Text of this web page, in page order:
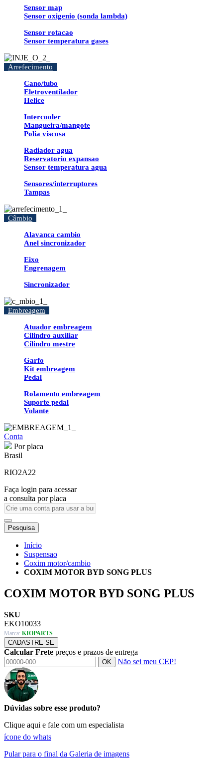
Sensor map
Sensor oxigenio (sonda lambda)
Sensor rotacao
Sensor temperatura gases
Arrefecimento
Cano/tubo
Eletroventilador
Helice
Intercooler
Mangueira/mangote
Polia viscosa
Radiador agua
Reservatorio expansao
Sensor temperatura agua
Sensores/interruptores
Tampas
Câmbio
Alavanca cambio
Anel sincronizador
Eixo
Engrenagem
Sincronizador
Embreagem
Atuador embreagem
Cilindro auxiliar
Cilindro mestre
Garfo
Kit embreagem
Pedal
Rolamento embreagem
Suporte pedal
Volante
Conta
Por placa
Brasil
RIO2A22
Faça login para acessar
a consulta por placa
Pesquisa
Início
Suspensao
Coxim motor/cambio
COXIM MOTOR BYD SONG PLUS
COXIM MOTOR BYD SONG PLUS
SKU
EKO10033
Marca: KIOPARTS
CADASTRE-SE
Calcular Frete preços e prazos de entrega
OK Não sei meu CEP!
Dúvidas sobre esse produto?
Clique aqui e fale com um especialista
ícone do whats
Pular para o final da Galeria de imagens